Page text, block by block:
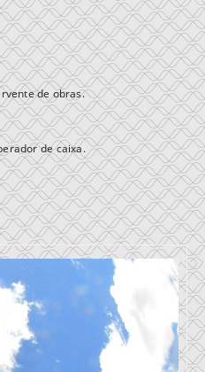
de obras.
de caixa.